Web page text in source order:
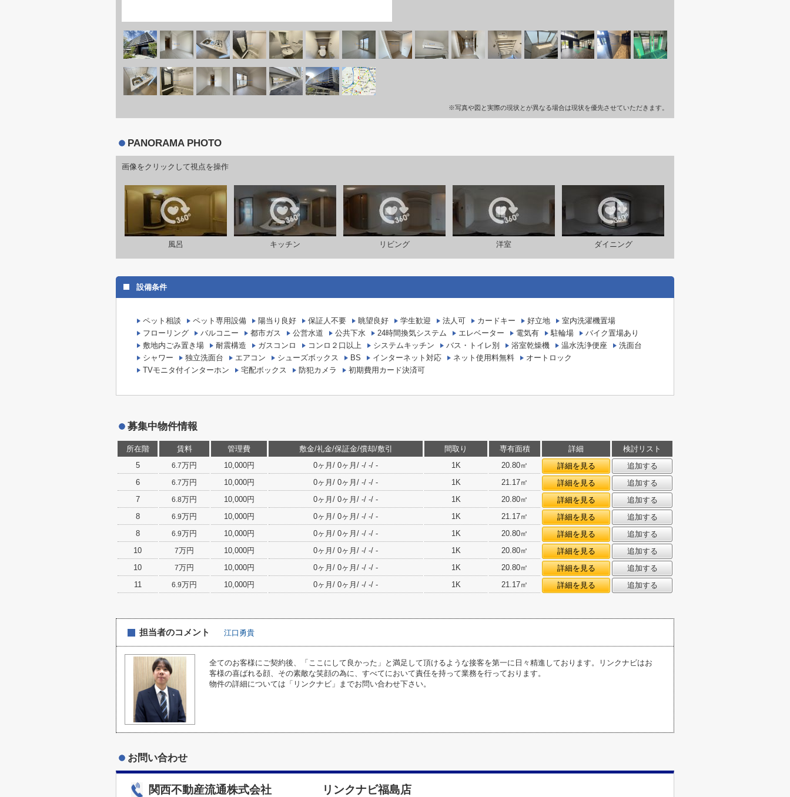
※写真や図と実際の現状とが異なる場合は現状を優先させていただきます。
PANORAMA PHOTO
画像をクリックして視点を操作
風呂 キッチン リビング 洋室 ダイニング
設備条件
ペット相談 ペット専用設備 陽当り良好 保証人不要 眺望良好 学生歓迎 法人可 カードキー 好立地
室内洗濯機置場
フローリング
バルコニー 都市ガス 公営水道 公共下水 24時間換気システム エレベーター 電気有 駐輪場
バイク置場あり
敷地内ごみ置き場
耐震構造 ガスコンロ コンロ２口以上 システムキッチン バス・トイレ別 浴室乾燥機 温水洗浄便座
洗面台
シャワー
独立洗面台 エアコン シューズボックス BS インターネット対応 ネット使用料無料
オートロック
TVモニタ付インターホン
宅配ボックス 防犯カメラ 初期費用カード決済可
募集中物件情報
所在階 賃料 管理費 敷金/礼金/保証金/償却/敷引 間取り 専有面積 詳細
検討リスト
5
6.7万円 10,000円 0ヶ月/ 0ヶ月/ -/ -/ - 1K 20.80㎡ 詳細を見る
追加する
6
6.7万円 10,000円 0ヶ月/ 0ヶ月/ -/ -/ - 1K 21.17㎡ 詳細を見る
追加する
7
6.8万円 10,000円 0ヶ月/ 0ヶ月/ -/ -/ - 1K 20.80㎡ 詳細を見る
追加する
8
6.9万円 10,000円 0ヶ月/ 0ヶ月/ -/ -/ - 1K 21.17㎡ 詳細を見る
追加する
8
6.9万円 10,000円 0ヶ月/ 0ヶ月/ -/ -/ - 1K 20.80㎡ 詳細を見る
追加する
10
7万円 10,000円 0ヶ月/ 0ヶ月/ -/ -/ - 1K 20.80㎡ 詳細を見る
追加する
10
7万円 10,000円 0ヶ月/ 0ヶ月/ -/ -/ - 1K 20.80㎡ 詳細を見る
追加する
11
6.9万円 10,000円 0ヶ月/ 0ヶ月/ -/ -/ - 1K 21.17㎡ 詳細を見る 追加する
担当者のコメント 江口勇貴
全てのお客様にご契約後、「ここにして良かった」と満足して頂けるような接客を第一に日々精進しております。リンクナビはお
客様の喜ばれる顔、その素敵な笑顔の為に、すべてにおいて責任を持って業務を行っております。
物件の詳細については「リンクナビ」までお問い合わせ下さい。
お問い合わせ
関西不動産流通株式会社 リンクナビ福島店